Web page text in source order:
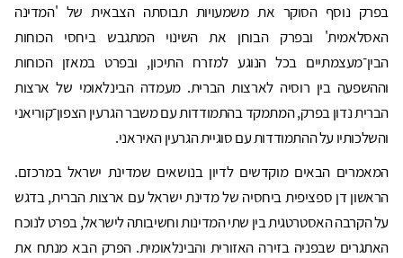
בפרק נוסף הסוקר את משמעויות תבוסתה הצבאית של 'המדינה
האסלאמית' ובפרק הבוחן את השינוי המתגבש ביחסי הכוחות
הבין־מעצמתיים בכל הנוגע למזרח התיכון, ובפרט במאזן הכוחות
וההשפעה בין רוסיה לארצות הברית. מעמדה הבינלאומי של ארצות
הברית נדון בפרק, המתמקד בהתמודדות עם משבר הגרעין הצפון־קוריאני
והשלכותיו על ההתמודדות עם סוגיית הגרעין האיראני.
המאמרים הבאים מוקדשים לדיון בנושאים שמדינת ישראל במרכזם.
הראשון דן ספציפית ביחסיה של מדינת ישראל עם ארצות הברית, בדגש
על הקרבה האסטרטגית בין שתי המדינות וחשיבותה לישראל, בפרט לנוכח
האתגרים שבפניה בזירה האזורית והבינלאומית. הפרק הבא מנתח את